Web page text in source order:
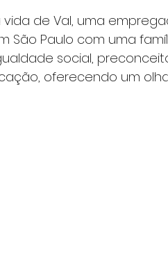
de Val, uma
Paulo com uma
social,
oferecendo um